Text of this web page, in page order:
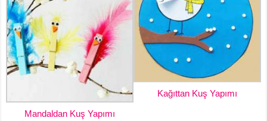
Mandaldan Kuş Yapımı
Kağıttan Kuş Yapımı